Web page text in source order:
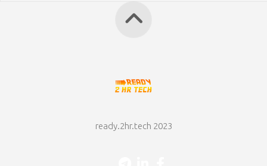
ready.2hr.tech 2023